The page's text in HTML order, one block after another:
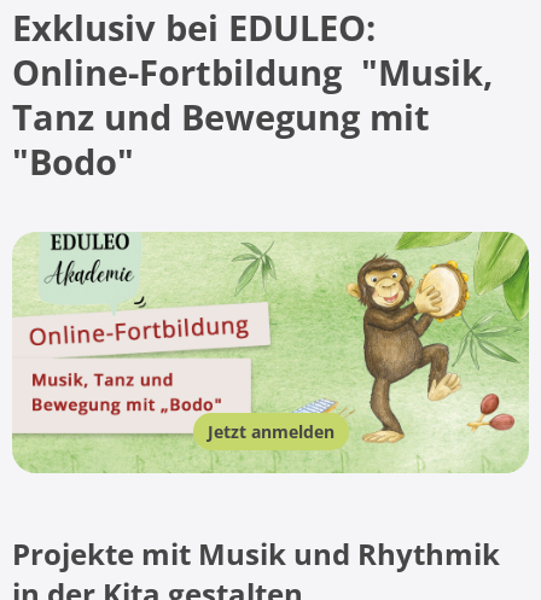
Exklusiv bei EDULEO:
Online-Fortbildung "Musik,
Tanz und Bewegung mit
"Bodo"
Jetzt anmelden
Projekte mit Musik und Rhythmik